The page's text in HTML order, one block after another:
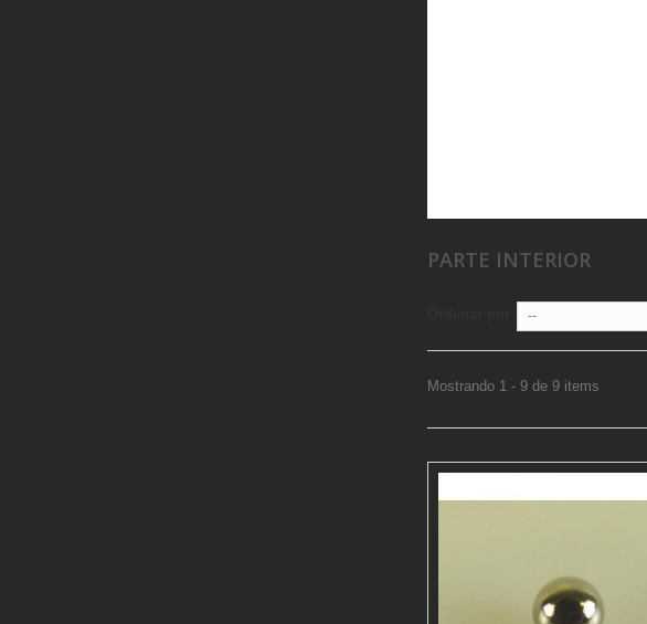
PARTE INTERIOR
--
Mostrando 1 - 9 de 9 items